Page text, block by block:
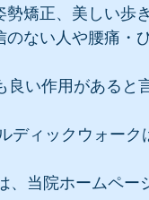
矯正、美しい歩
のない人や腰痛・
い作用があると
ディックウォー
、当院ホームペー